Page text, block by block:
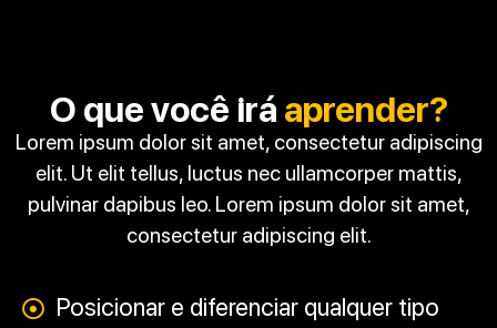
O que você irá aprender?
Lorem ipsum dolor sit amet, consectetur adipiscing
elit. Ut elit tellus, luctus nec ullamcorper mattis,
pulvinar dapibus leo. Lorem ipsum dolor sit amet,
consectetur adipiscing elit.
Posicionar e diferenciar qualquer tipo